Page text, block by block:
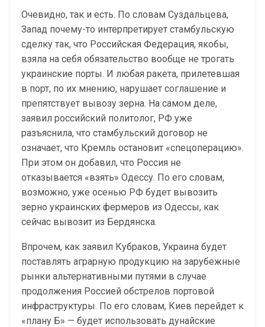
Очевидно, так и есть. По словам Суздальцева,
Запад почему-то интерпретирует стамбульскую
сделку так, что Российская Федерация, якобы,
взяла на себя обязательство вообще не трогать
украинские порты. И любая ракета, прилетевшая
в порт, по их мнению, нарушает соглашение и
препятствует вывозу зерна. На самом деле,
заявил российский политолог, РФ уже
разъяснила, что стамбульский договор не
означает, что Кремль остановит «спецоперацию».
При этом он добавил, что Россия не
отказывается «взять» Одессу. По его словам,
возможно, уже осенью РФ будет вывозить
зерно украинских фермеров из Одессы, как
сейчас вывозит из Бердянска.
Впрочем, как заявил Кубраков, Украина будет
поставлять аграрную продукцию на зарубежные
рынки альтернативными путями в случае
продолжения Россией обстрелов портовой
инфраструктуры. По его словам, Киев перейдет к
«плану Б» — будет использовать дунайские